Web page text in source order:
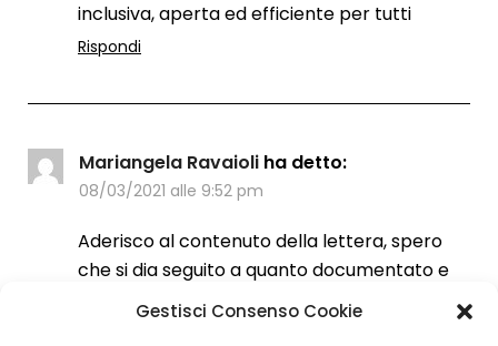
Gestisci Consenso Cookie
inclusiva, aperta ed efficiente per tutti
Rispondi
Mariangela Ravaioli ha detto:
08/03/2021 alle 9:52 pm
Aderisco al contenuto della lettera, spero
che si dia seguito a quanto documentato e
richiesto